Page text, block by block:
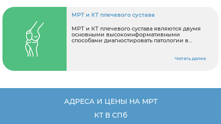
МРТ и КТ плечевого сустава
МРТ и КТ плечевого сустава являются двумя
основными высокоинформативными
способами диагностировать патологии в
Читать далее
АДРЕСА И ЦЕНЫ НА МРТ
КТ В СПб